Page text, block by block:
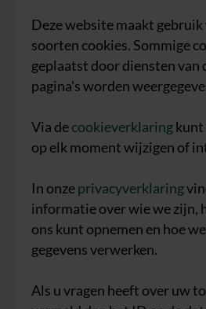
Deze website maakt
soorten cookies. Sommige
geplaatst door diensten van
pagina's worden
Via decookieverklaringkunt
op elk moment wijzigen of
In onzeprivacyverklaring
informatie over wie we zijn,
ons kunt opnemen en hoe
gegevens verwerken.
Als u vragen heeft over uw